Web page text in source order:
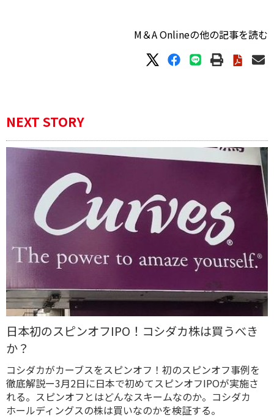
M＆A Onlineの他の記事を読む
NEXT STORY
日本初のスピンオフIPO！コシダカ株は買うべき
か？
コシダカがカーブスをスピンオフ！初のスピンオフ事例を
徹底解説ー3月2日に日本で初めてスピンオフIPOが実施さ
れる。スピンオフとはどんなスキームなのか。コシダカ
ホールディングスの株は買いなのかを検証する。